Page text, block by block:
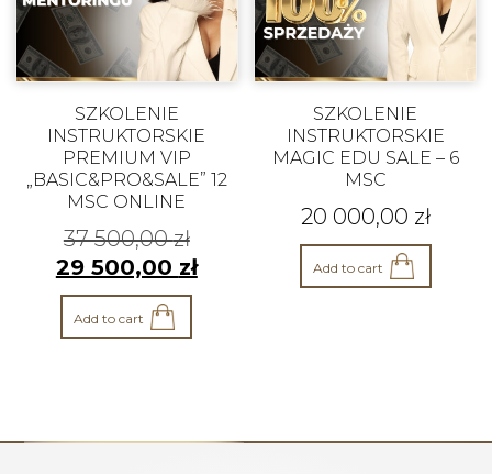
SZKOLENIE
INSTRUKTORSKIE
PREMIUM VIP
„BASIC&PRO&SALE” 12
MSC ONLINE
37 500,00zł
29 500,00 zł
Add to cart
SZKOLENIE
INSTRUKTORSKIE
MAGIC EDU SALE – 6
MSC
20 000,00 zł
Add to cart